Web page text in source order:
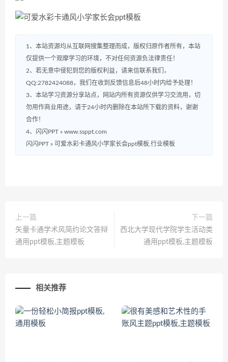
1、本站资源均从互联网搜集整理而成，版权归原作者所有，本站
仅提供一个观摩学习的环境，不对任何资源负法律责任！
2、若无意中侵犯到您的版权利益，请来信联系我们，
QQ:2782424088，我们在收到反馈信息后48小时内给予处理！
3、本站学习资源分享站点，网站内所有资源仅供学习交流用，切
勿用作商业用途，请于24小时内删除在本站所下载的资料，谢谢
合作！
4、闪闪PPT » www.ssppt.com
闪闪PPT » 可爱水彩卡通风小学家长会ppt模板,行业模板
上一篇
矢量卡通学术风简约论文答辩
通用ppt模板,主题模板
下一篇
西北大学现代学院学生活动类
通用ppt模板,主题模板
相关推荐